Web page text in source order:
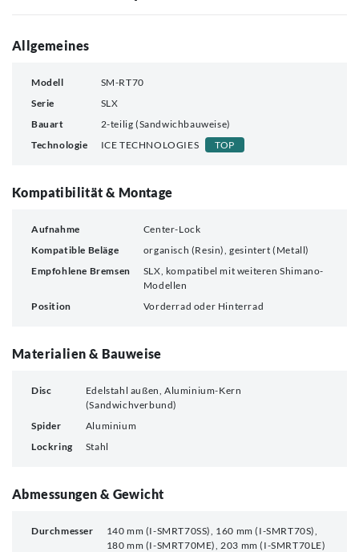
Allgemeines
Modell
SM-RT70
Serie
SLX
Bauart
2-teilig (Sandwichbauweise)
Technologie
ICE TECHNOLOGIES TOP
Kompatibilität & Montage
Aufnahme
Center-Lock
Kompatible Beläge
organisch (Resin), gesintert (Metall)
Empfohlene Bremsen
SLX, kompatibel mit weiteren Shimano-
Modellen
Position
Vorderrad oder Hinterrad
Materialien & Bauweise
Disc
Edelstahl außen, Aluminium-Kern
(Sandwichverbund)
Spider
Aluminium
Lockring
Stahl
Abmessungen & Gewicht
Durchmesser
140 mm (I-SMRT70SS), 160 mm (I-SMRT70S),
180 mm (I-SMRT70ME), 203 mm (I-SMRT70LE)